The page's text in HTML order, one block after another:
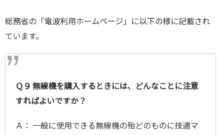
総務省の「電波利用ホームページ」に以下の様に記載され
ています。
Ｑ９ 無線機を購入するときには、どんなことに注意
すればよいですか？
Ａ： 一般に使用できる無線機の殆どのものに技適マ